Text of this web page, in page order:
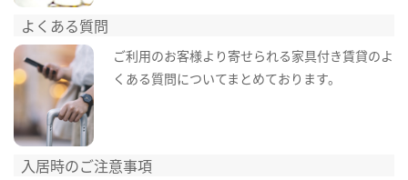
よくある質問
ご利用のお客様より寄せられる家具付き賃貸のよ
くある質問についてまとめております。
入居時のご注意事項